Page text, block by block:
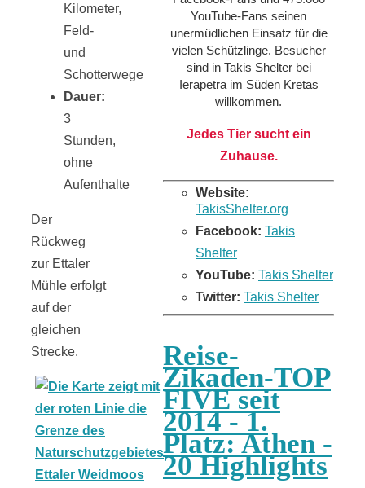
Kilometer,
Feld-
und
Schotterwege
Dauer:
3
Stunden,
ohne
Aufenthalte
Der
Rückweg
zur Ettaler
Mühle erfolgt
auf der
gleichen
Strecke.
YouTube-Fans seinen
unermüdlichen Einsatz für die
vielen Schützlinge. Besucher
sind in Takis Shelter bei
Ierapetra im Süden Kretas
willkommen.
Jedes Tier sucht ein
Zuhause.
Website:
TakisShelter.org
Facebook: Takis
Shelter
YouTube: Takis Shelter
Twitter: Takis Shelter
Reise-
Zikaden-TOP
FIVE seit
2014 - 1.
Platz: Athen -
20 Highlights